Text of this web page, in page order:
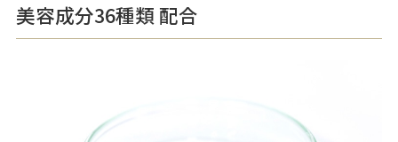
美容成分36種類 配合